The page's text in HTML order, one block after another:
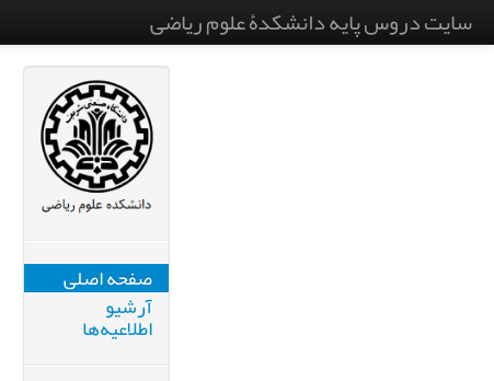
سایت دروس پایه دانشکدۀ علوم ریاضی
صفحه اصلی
آرشیو
اطلاعیه‌ها